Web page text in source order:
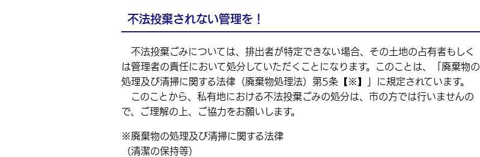
不法投棄されない管理を！
不法投棄ごみについては、排出者が特定できない場合、その土地の占有者もしく
は管理者の責任において処分していただくことになります。このことは、「廃棄物の
処理及び清掃に関する法律（廃棄物処理法）第5条【※】」に規定されています。
このことから、私有地における不法投棄ごみの処分は、市の方では行いませんの
で、ご理解の上、ご協力をお願いします。
※廃棄物の処理及び清掃に関する法律
（清潔の保持等）